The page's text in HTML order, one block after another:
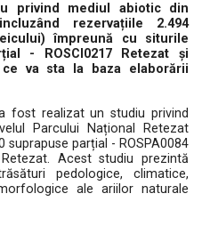
privind mediul abiotic din
rezervațiile 2.494
împreună cu siturile
- ROSCI0217 Retezat și
ce va sta la baza elaborării
fost realizat un studiu privind
Parcului Național Retezat
parțial - ROSPA0084
Acest studiu prezintă
pedologice, climatice,
ale ariilor naturale